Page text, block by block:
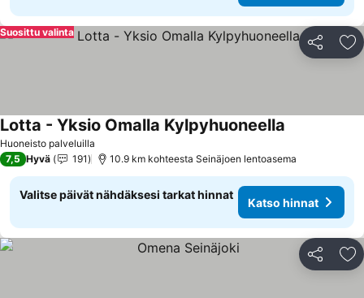
Jaa
Suosittu valinta
Huoneisto palveluilla
Lotta - Yksio Omalla Kylpyhuoneella
7,5 Hyvä 191 10.9 km kohteesta Seinäjoen lentoasema
Valitse päivät nähdäksesi tarkat hinnat
Katso hinnat
Jaa